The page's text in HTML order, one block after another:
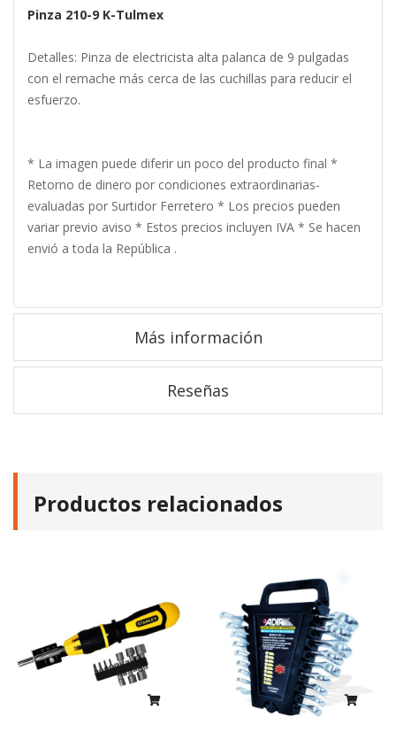
Pinza 210-9 K-Tulmex
Detalles: Pinza de electricista alta palanca de 9 pulgadas
con el remache más cerca de las cuchillas para reducir el
esfuerzo.
* La imagen puede diferir un poco del producto final *
Retorno de dinero por condiciones extraordinarias-
evaluadas por Surtidor Ferretero * Los precios pueden
variar previo aviso * Estos precios incluyen IVA * Se hacen
envió a toda la República .
Más información
Reseñas
Productos relacionados